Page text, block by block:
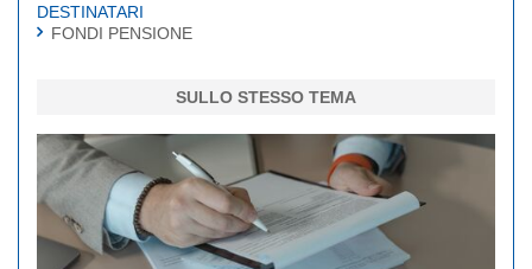
DESTINATARI
FONDI PENSIONE
SULLO STESSO TEMA